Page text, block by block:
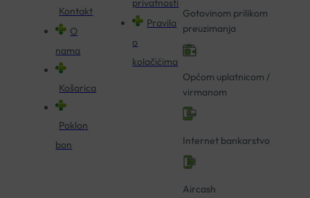
Kontakt
O
nama
Košarica
Poklon
bon
privatnosti
Pravila
o
kolačićima
Gotovinom prilikom
preuzimanja
Općom uplatnicom /
virmanom
Internet bankarstvo
Aircash